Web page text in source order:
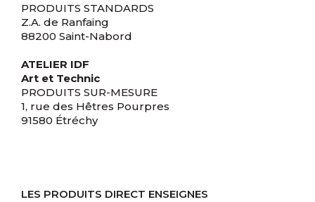
PRODUITS STANDARDS
Z.A. de Ranfaing
88200 Saint-Nabord
ATELIER IDF
Art et Technic
PRODUITS SUR-MESURE
1, rue des Hêtres Pourpres
91580 Étréchy
LES PRODUITS DIRECT ENSEIGNES